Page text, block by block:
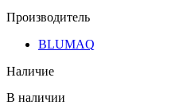
Производитель
BLUMAQ
Наличие
В наличии